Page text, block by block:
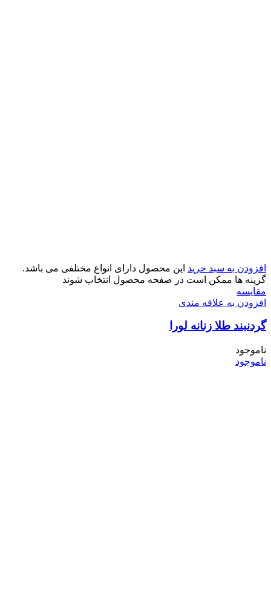
افزودن به سبد خرید این محصول دارای انواع مختلفی می باشد.
گزینه ها ممکن است در صفحه محصول انتخاب شوند
مقایسه
افزودن به علاقه مندی
گردنبند طلا زنانه لورا
ناموجود
ناموجود